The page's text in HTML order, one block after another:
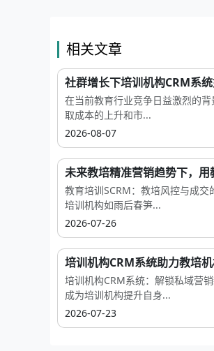
相关文章
社群增长下培训机构CRM系
在当前教育行业竞争日益激烈的
取成本的上升和市...
2026-08-07
未来教培精准营销趋势下，
教育培训SCRM：教培风控与成
培训机构如雨后春笋...
2026-07-26
培训机构CRM系统助力教培
培训机构CRM系统：解锁私域营
成为培训机构提升自身...
2026-07-23